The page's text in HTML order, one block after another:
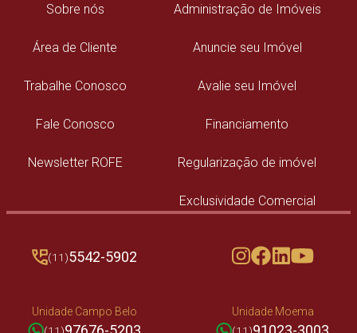
Sobre nós
Área de Cliente
Trabalhe Conosco
Fale Conosco
Newsletter ROFE
Administração de Imóveis
Anuncie seu Imóvel
Avalie seu Imóvel
Financiamento
Regularização de imóvel
Exclusividade Comercial
(11)5542-5902
Unidade Campo Belo
Unidade Moema